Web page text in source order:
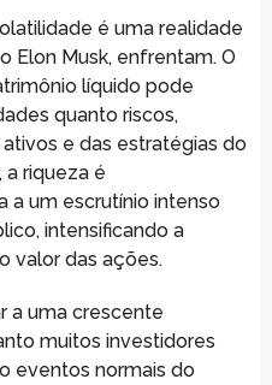
é uma realidade
Elon Musk, enfrentam. O
líquido pode
quanto riscos,
e das estratégias do
a riqueza é
um escrutínio intenso
intensificando a
valor das ações.
a uma crescente
muitos investidores
eventos normais do